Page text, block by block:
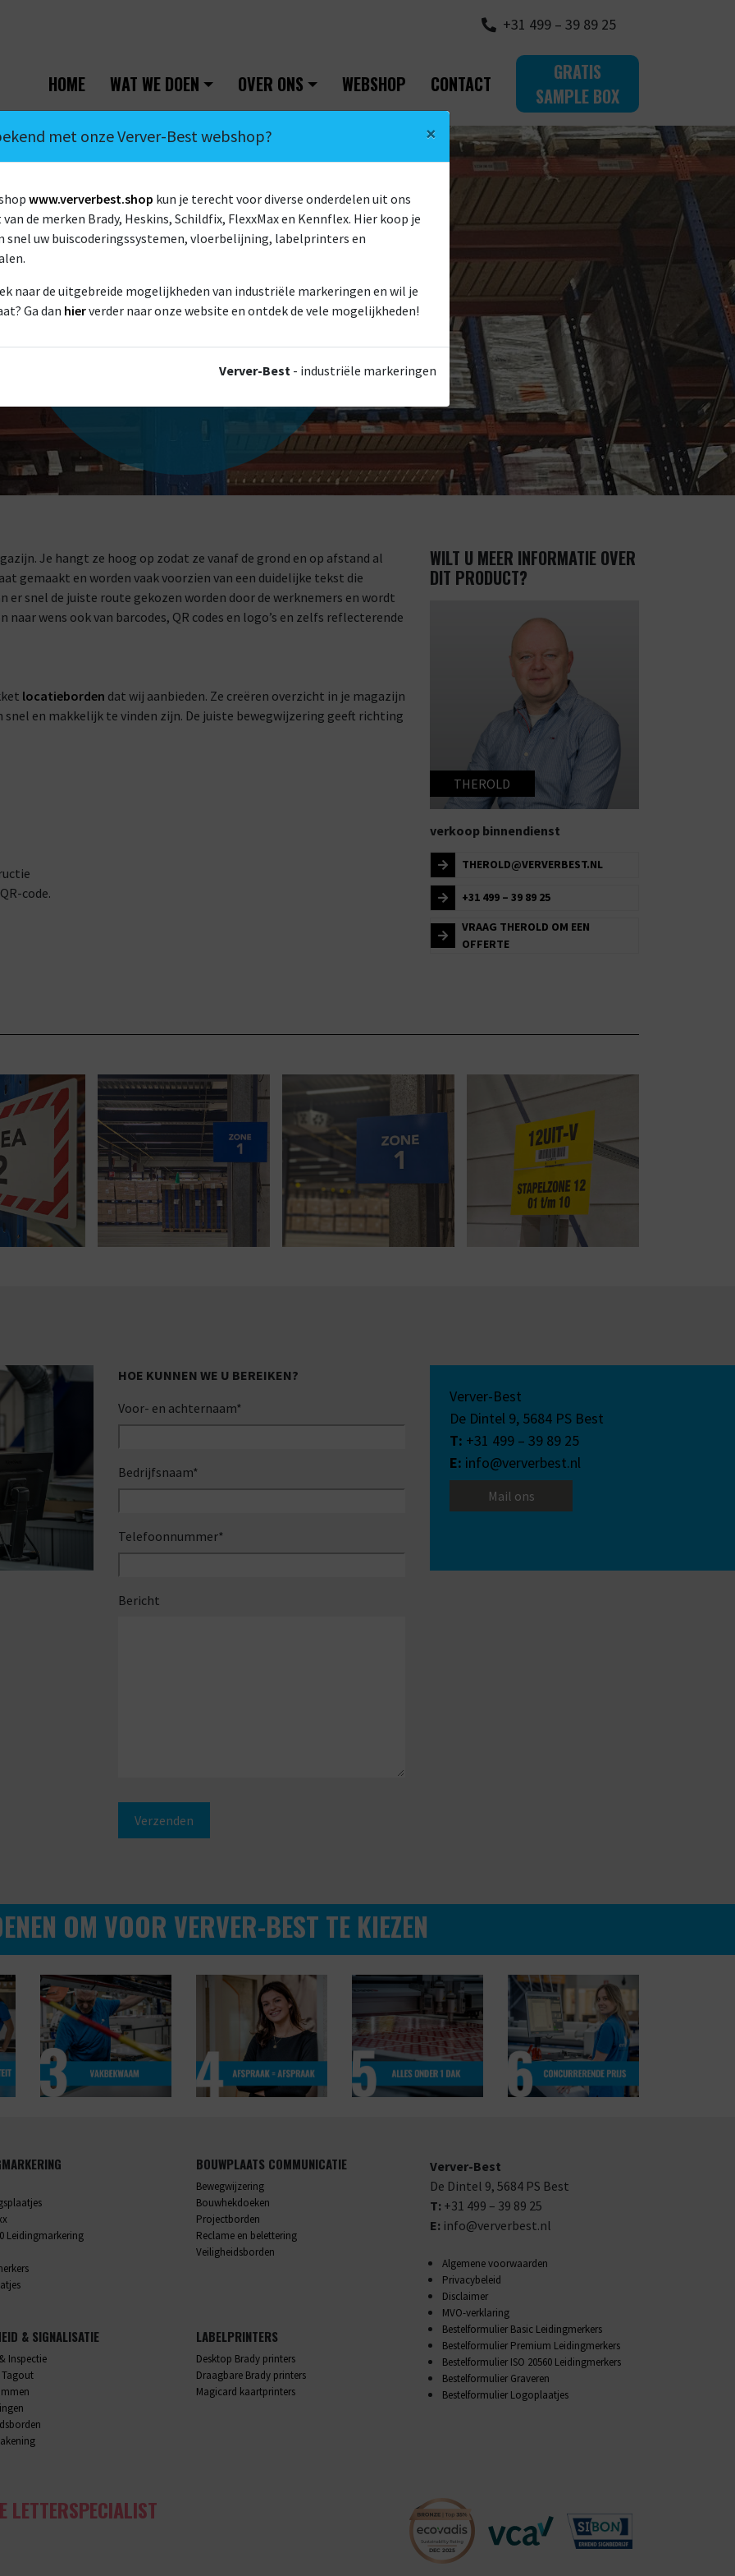
met onze Verver-Best webshop? ×
www.ververbest.shop kun je terecht voor diverse onderdelen uit ons
de merken Brady, Heskins, Schildfix, FlexxMax en Kennflex. Hier koop je
snel uw buiscoderingssystemen, vloerbelijning, labelprinters en
naar de uitgebreide mogelijkheden van industriële markeringen en wil je
Ga dan hierverder naar onze website en ontdek de vele mogelijkheden!
Verver-Best - industriële markeringen
+31 499 – 39 89 25
HOME WAT WE DOEN OVER ONS WEBSHOP CONTACT
GRATIS
SAMPLE BOX
AREABORDEN
Je hangt ze hoog op zodat ze vanaf de grond en op afstand al
gemaakt en worden vaak voorzien van een duidelijke tekst die
er snel de juiste route gekozen worden door de werknemers en wordt
wens ook van barcodes, QR codes en logo’s en zelfs reflecterende
locatieborden dat wij aanbieden. Ze creëren overzicht in je magazijn
en makkelijk te vinden zijn. De juiste bewegwijzering geeft richting
code.
WILT U MEER INFORMATIE OVER
DIT PRODUCT?
THEROLD
verkoop binnendienst
THEROLD@VERVERBEST.NL
+31 499 – 39 89 25
VRAAG THEROLD OM EEN
OFFERTE
HOE KUNNEN WE U BEREIKEN?
Voor- en achternaam*
Bedrijfsnaam*
Telefoonnummer*
Bericht
Verver-Best
De Dintel 9, 5684 PS Best
T: +31 499 – 39 89 25
E: info@ververbest.nl
Mail ons
OM VOOR VERVER-BEST TE KIEZEN
Leidingmarkering
BOUWPLAATS COMMUNICATIE
Bewegwijzering
Bouwhekdoeken
Projectborden
Reclame en belettering
Veiligheidsborden
& SIGNALISATIE
Inspectie
LABELPRINTERS
Desktop Brady printers
Draagbare Brady printers
Magicard kaartprinters
Verver-Best
De Dintel 9, 5684 PS Best
T: +31 499 – 39 89 25
E: info@ververbest.nl
Algemene voorwaarden
Privacybeleid
Disclaimer
MVO-verklaring
Bestelformulier Basic Leidingmerkers
Bestelformulier Premium Leidingmerkers
Bestelformulier ISO 20560 Leidingmerkers
Bestelformulier Graveren
Bestelformulier Logoplaatjes
LETTERSPECIALIST